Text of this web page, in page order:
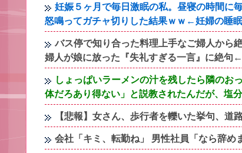
妊娠５ヶ月で毎日激眠の私。昼寝の時間に
怒鳴ってガチャ切りした結果ｗｗ←妊婦の睡
バス停で知り合った料理上手なご婦人から
婦人が娘に放った『失礼すぎる一言』に絶句
しょっぱいラーメンの汁を残したら隣の
体だろあり得ない」と説教されたんだが、塩
【悲報】女さん、歩行者を轢いた挙句、
会社「キミ、転勤ね」 男性社員「なら辞